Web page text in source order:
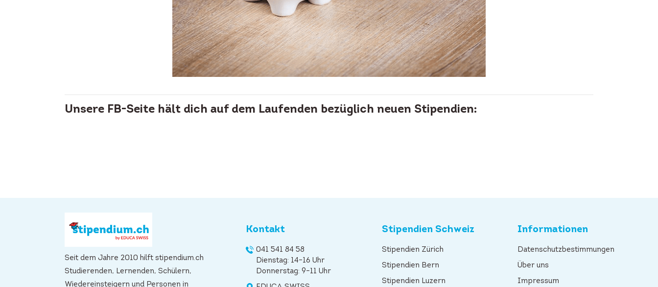
Unsere FB-Seite hält dich auf dem Laufenden bezüglich neuen Stipendien:
Seit dem Jahre 2010 hilft stipendium.ch
Studierenden, Lernenden, Schülern,
Wiedereinsteigern und Personen in
Kontakt
041 541 84 58
Dienstag: 14–16 Uhr
Donnerstag: 9–11 Uhr
Stipendien Schweiz
Stipendien Zürich
Stipendien Bern
Stipendien Luzern
Informationen
Datenschutzbestimmungen
Über uns
Impressum